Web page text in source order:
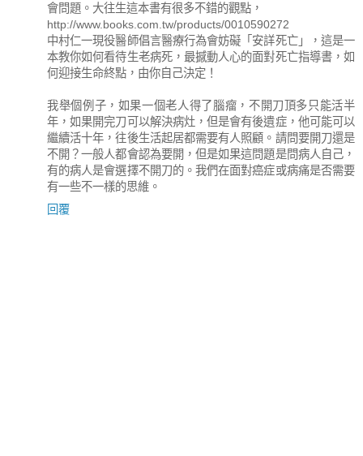
會問題。大往生這本書有很多不錯的觀點，
http://www.books.com.tw/products/0010590272
中村仁一現役醫師倡言醫療行為會妨礙「安詳死亡」，這是一
本教你如何看待生老病死，最撼動人心的面對死亡指導書，如
何迎接生命終點，由你自己決定！
我舉個例子，如果一個老人得了腦瘤，不開刀頂多只能活半
年，如果開完刀可以解決病灶，但是會有後遺症，他可能可以
繼續活十年，往後生活起居都需要有人照顧。請問要開刀還是
不開？一般人都會認為要開，但是如果這問題是問病人自己，
有的病人是會選擇不開刀的。我們在面對癌症或病痛是否需要
有一些不一樣的思維。
回覆